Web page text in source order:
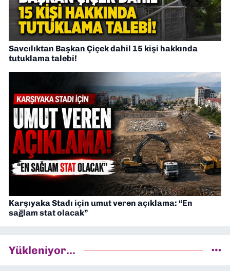
Savcılıktan Başkan Çiçek dahil 15 kişi hakkında
tutuklama talebi!
Karşıyaka Stadı için umut veren açıklama: “En
sağlam stat olacak”
Yükleniyor...